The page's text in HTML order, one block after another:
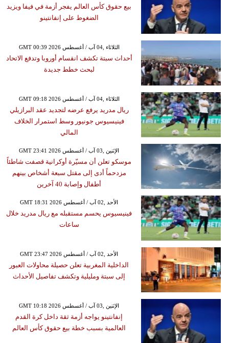
بيع حقوق كأس العالم يفجر أزمة في فيفا ويزيد
الضغوط على إنفانتينو
GMT 00:39 2026 الثلاثاء ,04 آب / أغسطس
أحداث سبتة تكشف انقسام أوروبا وتدفع الاتحاد
لبحث خطط جديدة
GMT 09:18 2026 الثلاثاء ,04 آب / أغسطس
ريال مدريد يرفع عرضه لتجديد عقد البرازيلي
فينيسيوس جونيور وسط استمرار الخلاف
المالي
GMT 23:41 2026 الإثنين ,03 آب / أغسطس
موسكو تعلن أن مسيّرة أوكرانية قصفت شاطئاً
مزدحماً أدى إلى مقتل سبعة أشخاص بينهم
أطفال وإصابة 40 آخرين
GMT 18:31 2026 الأحد ,02 آب / أغسطس
فينيسيوس يحسم مستقبله مع ريال مدريد خلال
ساعات
GMT 23:47 2026 الأحد ,02 آب / أغسطس
الداخلية المغربية تعلن حصيلة محاولات العبور
إلى سبتة ومليلية وتكشف تفاصيل الأحداث
GMT 10:18 2026 الإثنين ,03 آب / أغسطس
إنفانتينو يواجه أزمة ثقة داخل كرة القدم
العالمية بسبب خطة بيع حقوق كأس العالم